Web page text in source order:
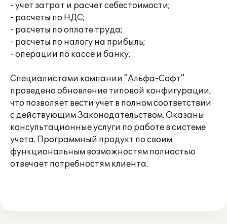
- учет затрат и расчет себестоимости;
- расчеты по НДС;
- расчеты по оплате труда;
- расчеты по налогу на прибыль;
- операции по кассе и банку.
Специалистами компании "Альфа-Софт"
проведено обновление типовой конфигурации,
что позволяет вести учет в полном соответствии
с действующим Законодательством. Оказаны
консультационные услуги по работе в системе
учета. Программный продукт по своим
функциональным возможностям полностью
отвечает потребностям клиента.